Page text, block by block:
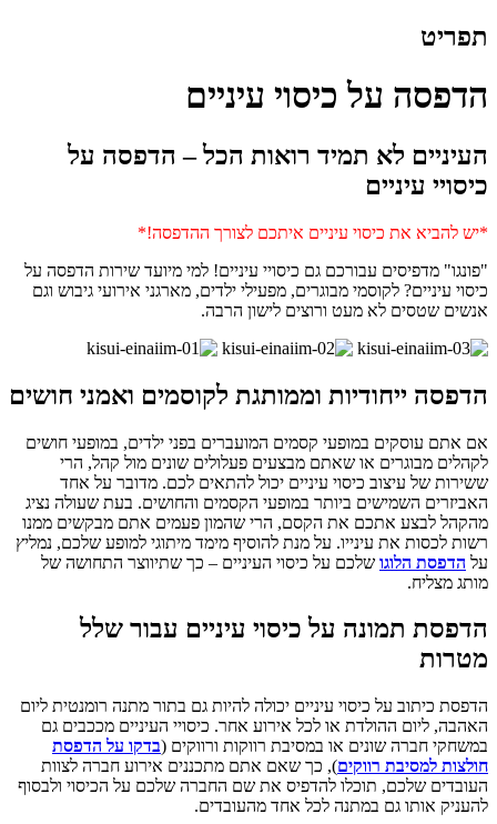
תפריט
הדפסה על כיסוי עיניים
העיניים לא תמיד רואות הכל – הדפסה על
כיסויי עיניים
*יש להביא את כיסוי עיניים איתכם לצורך ההדפסה!*
"פונגו" מדפיסים עבורכם גם כיסויי עיניים! למי מיועד שירות הדפסה על
כיסוי עיניים? לקוסמי מבוגרים, מפעילי ילדים, מארגני אירועי גיבוש וגם
אנשים שטסים לא מעט ורוצים לישון הרבה.
הדפסה ייחודיות וממותגת לקוסמים ואמני חושים
אם אתם עוסקים במופעי קסמים המועברים בפני ילדים, במופעי חושים
לקהלים מבוגרים או שאתם מבצעים פעלולים שונים מול קהל, הרי
ששירות של עיצוב כיסוי עיניים יכול להתאים לכם. מדובר על אחד
האביזרים השמישים ביותר במופעי הקסמים והחושים. בעת שעולה נציג
מהקהל לבצע אתכם את הקסם, הרי שהמון פעמים אתם מבקשים ממנו
רשות לכסות את עינייו. על מנת להוסיף מימד מיתוגי למופע שלכם, נמליץ
על הדפסת הלוגו שלכם על כיסוי העיניים – כך שתיווצר התחושה של
מותג מצליח.
הדפסת תמונה על כיסוי עיניים עבור שלל
מטרות
הדפסת כיתוב על כיסוי עיניים יכולה להיות גם בתור מתנה רומנטית ליום
האהבה, ליום ההולדת או לכל אירוע אחר. כיסויי העיניים מככבים גם
במשחקי חברה שונים או במסיבת רווקות ורווקים (בדקו על הדפסת
חולצות למסיבת רווקים), כך שאם אתם מתכננים אירוע חברה לצוות
העובדים שלכם, תוכלו להדפיס את שם החברה שלכם על הכיסוי ולבסוף
להעניק אותו גם במתנה לכל אחד מהעובדים.